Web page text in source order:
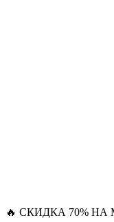
🔥 СКИДКА 70%